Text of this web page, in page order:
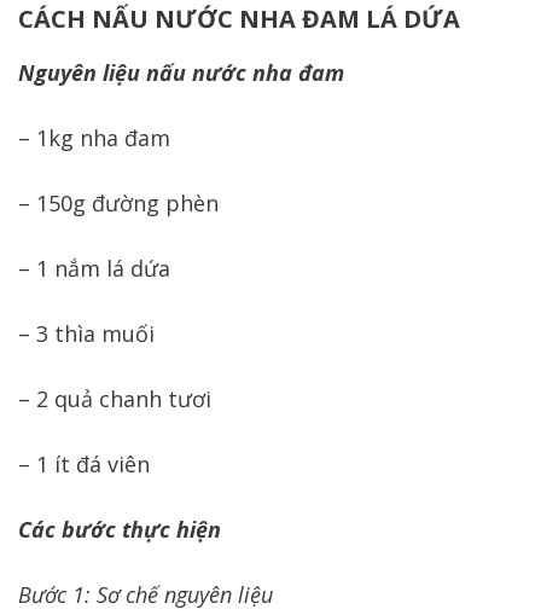
CÁCH NẤU NƯỚC NHA ĐAM LÁ DỨA
Nguyên liệu nấu nước nha đam
– 1kg nha đam
– 150g đường phèn
– 1 nắm lá dứa
– 3 thìa muối
– 2 quả chanh tươi
– 1 ít đá viên
Các bước thực hiện
Bước 1: Sơ chế nguyên liệu